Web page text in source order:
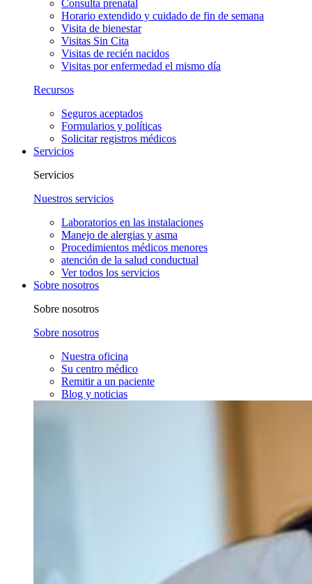
Consulta prenatal
Horario extendido y cuidado de fin de semana
Visita de bienestar
Visitas Sin Cita
Visitas de recién nacidos
Visitas por enfermedad el mismo día
Recursos
Seguros aceptados
Formularios y políticas
Solicitar registros médicos
Servicios
Servicios
Nuestros servicios
Laboratorios en las instalaciones
Manejo de alergias y asma
Procedimientos médicos menores
atención de la salud conductual
Ver todos los servicios
Sobre nosotros
Sobre nosotros
Sobre nosotros
Nuestra oficina
Su centro médico
Remitir a un paciente
Blog y noticias